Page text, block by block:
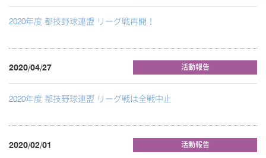
2020年度 都技野球連盟 リーグ戦再開！
2020/04/27 活動報告
2020年度 都技野球連盟 リーグ戦は全戦中止
2020/02/01 活動報告